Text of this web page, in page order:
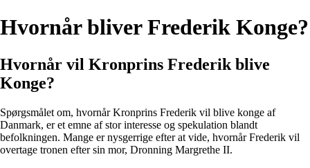
Hvornår bliver Frederik Konge?
Hvornår vil Kronprins Frederik blive
Konge?
Spørgsmålet om, hvornår Kronprins Frederik vil blive konge af
Danmark, er et emne af stor interesse og spekulation blandt
befolkningen. Mange er nysgerrige efter at vide, hvornår Frederik vil
overtage tronen efter sin mor, Dronning Margrethe II.